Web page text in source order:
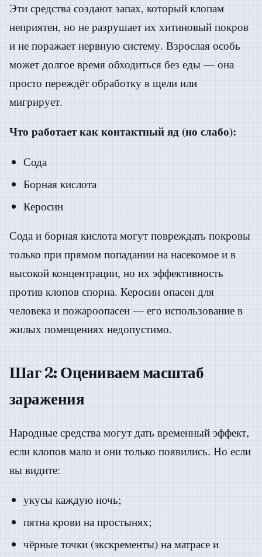
Эти средства создают запах, который клопам
неприятен, но не разрушает их хитиновый покров
и не поражает нервную систему. Взрослая особь
может долгое время обходиться без еды — она
просто переждёт обработку в щели или
мигрирует.
Что работает как контактный яд (но слабо):
Сода
Борная кислота
Керосин
Сода и борная кислота могут повреждать покровы
только при прямом попадании на насекомое и в
высокой концентрации, но их эффективность
против клопов спорна. Керосин опасен для
человека и пожароопасен — его использование в
жилых помещениях недопустимо.
Шаг 2: Оцениваем масштаб
заражения
Народные средства могут дать временный эффект,
если клопов мало и они только появились. Но если
вы видите:
укусы каждую ночь;
пятна крови на простынях;
чёрные точки (экскременты) на матрасе и